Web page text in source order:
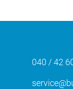
040 / 42